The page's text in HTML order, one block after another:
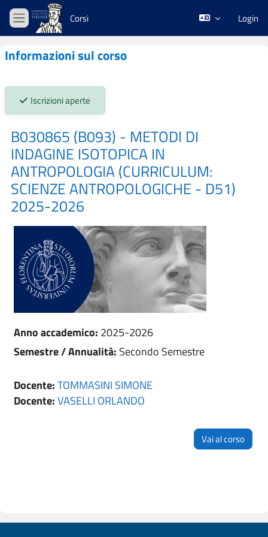
Vai al contenuto principale
Pannello laterale
Corsi Login
Informazioni sul corso
Stato iscrizioni:
Iscrizioni aperte
B030865 (B093) - METODI DI
INDAGINE ISOTOPICA IN
ANTROPOLOGIA (CURRICULUM:
SCIENZE ANTROPOLOGICHE - D51)
2025-2026
Anno accademico: 2025-2026
Semestre / Annualità: Secondo Semestre
Docente:TOMMASINI SIMONE
Docente:VASELLI ORLANDO
Vai al corso